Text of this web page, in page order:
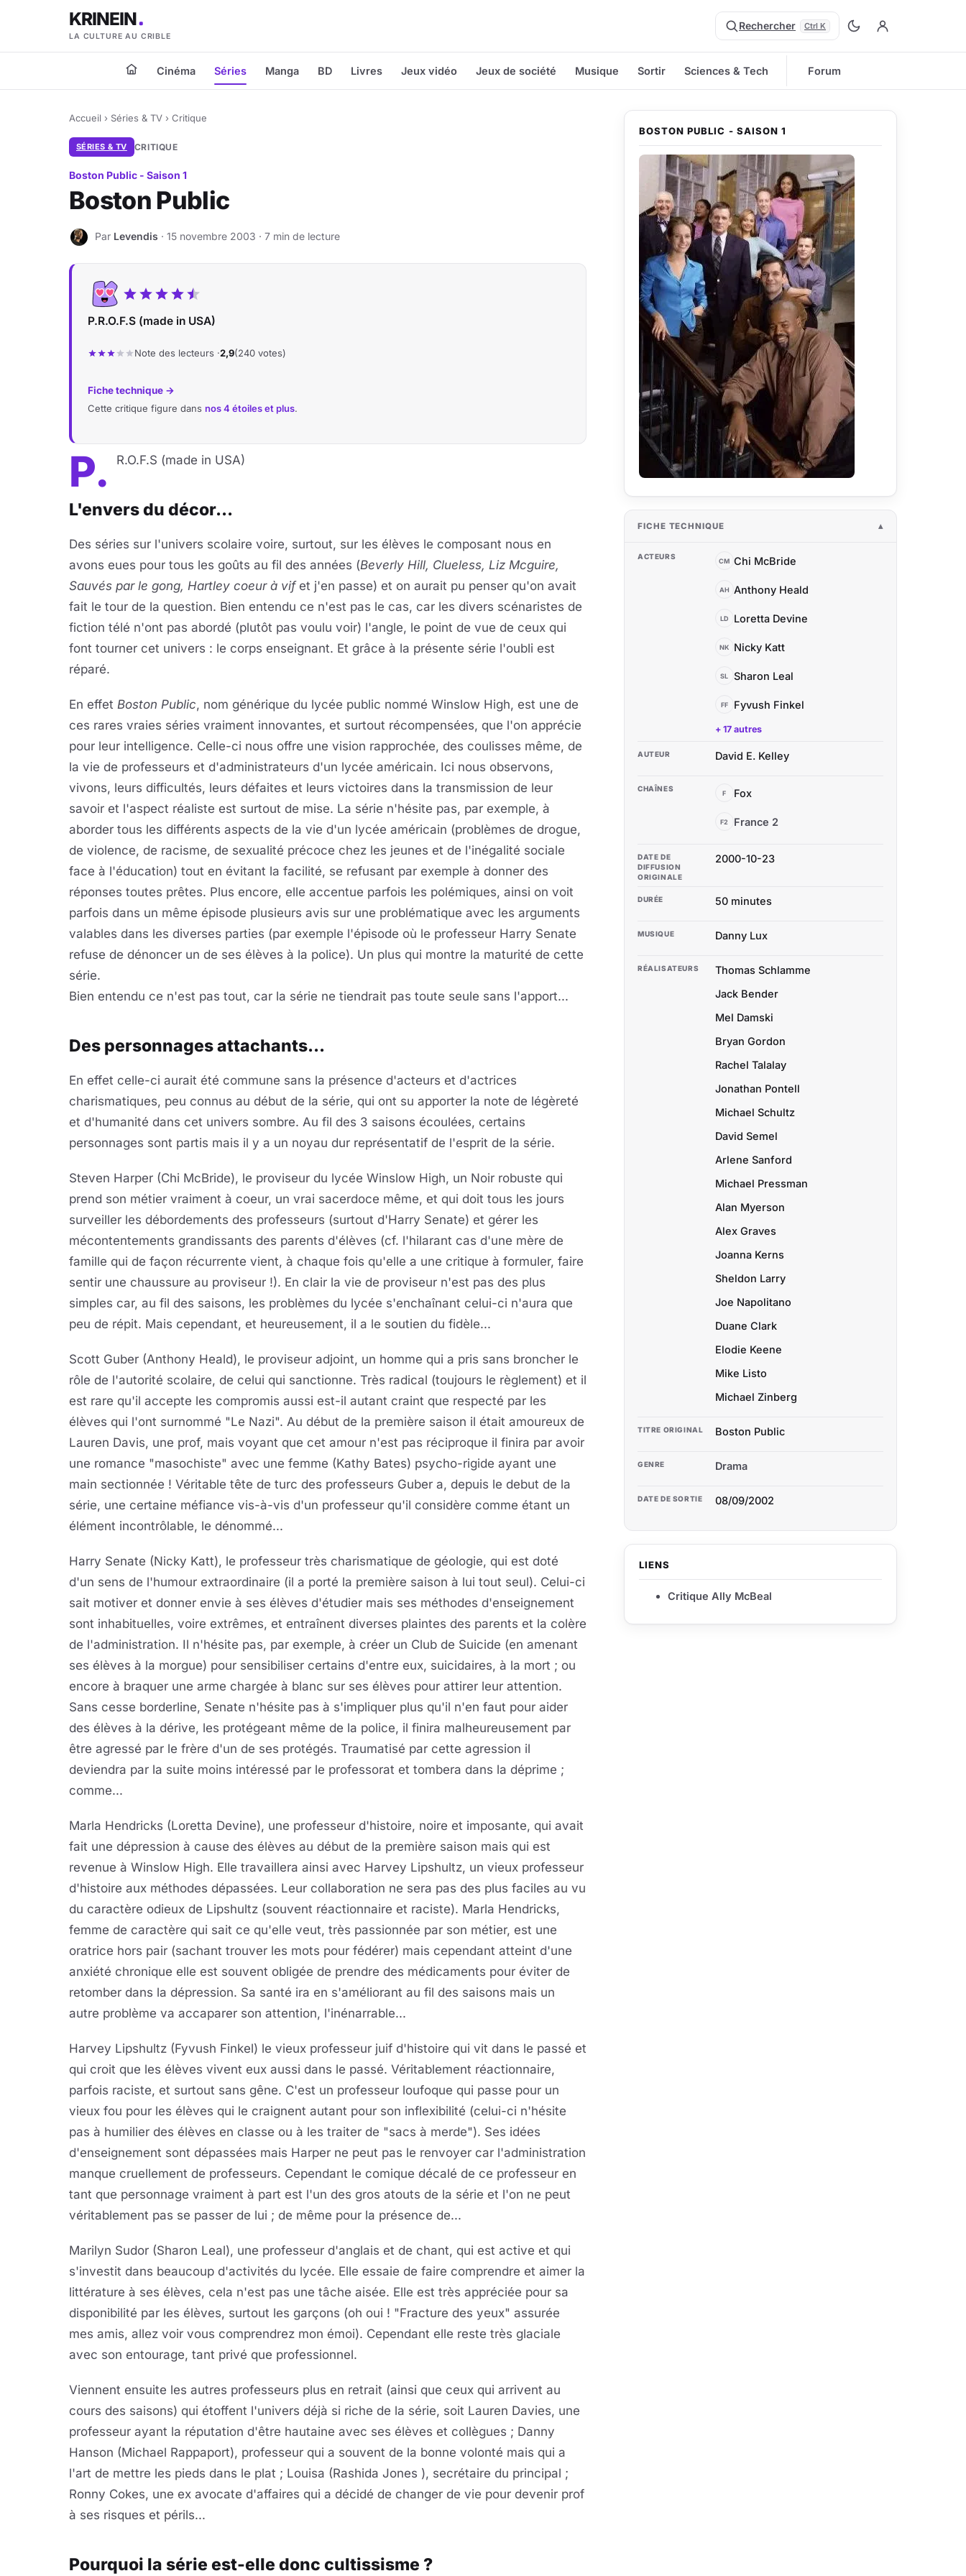
KRINEIN
LA CULTURE AU CRIBLE
Rechercher Ctrl K
Cinéma Séries Manga BD Livres Jeux vidéo Jeux de société Musique Sortir Sciences & Tech Forum
Accueil › Séries & TV › Critique
SÉRIES & TV CRITIQUE
Boston Public - Saison 1
Boston Public
L Par Levendis · 15 novembre 2003 · 7 min de lecture
P.R.O.F.S (made in USA)
Note des lecteurs ·2,9(240 votes)
Fiche technique →
Cette critique figure dans nos 4 étoiles et plus.
P. R.O.F.S (made in USA)
L'envers du décor...
Des séries sur l'univers scolaire voire, surtout, sur les élèves le composant nous en
avons eues pour tous les goûts au fil des années (Beverly Hill, Clueless, Liz Mcguire,
Sauvés par le gong, Hartley coeur à vifet j'en passe) et on aurait pu penser qu'on avait
fait le tour de la question. Bien entendu ce n'est pas le cas, car les divers scénaristes de
fiction télé n'ont pas abordé (plutôt pas voulu voir) l'angle, le point de vue de ceux qui
font tourner cet univers : le corps enseignant. Et grâce à la présente série l'oubli est
réparé.
En effet Boston Public, nom générique du lycée public nommé Winslow High, est une de
ces rares vraies séries vraiment innovantes, et surtout récompensées, que l'on apprécie
pour leur intelligence. Celle-ci nous offre une vision rapprochée, des coulisses même, de
la vie de professeurs et d'administrateurs d'un lycée américain. Ici nous observons,
vivons, leurs difficultés, leurs défaites et leurs victoires dans la transmission de leur
savoir et l'aspect réaliste est surtout de mise. La série n'hésite pas, par exemple, à
aborder tous les différents aspects de la vie d'un lycée américain (problèmes de drogue,
de violence, de racisme, de sexualité précoce chez les jeunes et de l'inégalité sociale
face à l'éducation) tout en évitant la facilité, se refusant par exemple à donner des
réponses toutes prêtes. Plus encore, elle accentue parfois les polémiques, ainsi on voit
parfois dans un même épisode plusieurs avis sur une problématique avec les arguments
valables dans les diverses parties (par exemple l'épisode où le professeur Harry Senate
refuse de dénoncer un de ses élèves à la police). Un plus qui montre la maturité de cette
série.
Bien entendu ce n'est pas tout, car la série ne tiendrait pas toute seule sans l'apport...
Des personnages attachants...
En effet celle-ci aurait été commune sans la présence d'acteurs et d'actrices
charismatiques, peu connus au début de la série, qui ont su apporter la note de légèreté
et d'humanité dans cet univers sombre. Au fil des 3 saisons écoulées, certains
personnages sont partis mais il y a un noyau dur représentatif de l'esprit de la série.
Steven Harper (Chi McBride), le proviseur du lycée Winslow High, un Noir robuste qui
prend son métier vraiment à coeur, un vrai sacerdoce même, et qui doit tous les jours
surveiller les débordements des professeurs (surtout d'Harry Senate) et gérer les
mécontentements grandissants des parents d'élèves (cf. l'hilarant cas d'une mère de
famille qui de façon récurrente vient, à chaque fois qu'elle a une critique à formuler, faire
sentir une chaussure au proviseur !). En clair la vie de proviseur n'est pas des plus
simples car, au fil des saisons, les problèmes du lycée s'enchaînant celui-ci n'aura que
peu de répit. Mais cependant, et heureusement, il a le soutien du fidèle...
Scott Guber (Anthony Heald), le proviseur adjoint, un homme qui a pris sans broncher le
rôle de l'autorité scolaire, de celui qui sanctionne. Très radical (toujours le règlement) et il
est rare qu'il accepte les compromis aussi est-il autant craint que respecté par les
élèves qui l'ont surnommé "Le Nazi". Au début de la première saison il était amoureux de
Lauren Davis, une prof, mais voyant que cet amour n'est pas réciproque il finira par avoir
une romance "masochiste" avec une femme (Kathy Bates) psycho-rigide ayant une
main sectionnée ! Véritable tête de turc des professeurs Guber a, depuis le debut de la
série, une certaine méfiance vis-à-vis d'un professeur qu'il considère comme étant un
élément incontrôlable, le dénommé...
Harry Senate (Nicky Katt), le professeur très charismatique de géologie, qui est doté
d'un sens de l'humour extraordinaire (il a porté la première saison à lui tout seul). Celui-ci
sait motiver et donner envie à ses élèves d'étudier mais ses méthodes d'enseignement
sont inhabituelles, voire extrêmes, et entraînent diverses plaintes des parents et la colère
de l'administration. Il n'hésite pas, par exemple, à créer un Club de Suicide (en amenant
ses élèves à la morgue) pour sensibiliser certains d'entre eux, suicidaires, à la mort ; ou
encore à braquer une arme chargée à blanc sur ses élèves pour attirer leur attention.
Sans cesse borderline, Senate n'hésite pas à s'impliquer plus qu'il n'en faut pour aider
des élèves à la dérive, les protégeant même de la police, il finira malheureusement par
être agressé par le frère d'un de ses protégés. Traumatisé par cette agression il
deviendra par la suite moins intéressé par le professorat et tombera dans la déprime ;
comme...
Marla Hendricks (Loretta Devine), une professeur d'histoire, noire et imposante, qui avait
fait une dépression à cause des élèves au début de la première saison mais qui est
revenue à Winslow High. Elle travaillera ainsi avec Harvey Lipshultz, un vieux professeur
d'histoire aux méthodes dépassées. Leur collaboration ne sera pas des plus faciles au vu
du caractère odieux de Lipshultz (souvent réactionnaire et raciste). Marla Hendricks,
femme de caractère qui sait ce qu'elle veut, très passionnée par son métier, est une
oratrice hors pair (sachant trouver les mots pour fédérer) mais cependant atteint d'une
anxiété chronique elle est souvent obligée de prendre des médicaments pour éviter de
retomber dans la dépression. Sa santé ira en s'améliorant au fil des saisons mais un
autre problème va accaparer son attention, l'inénarrable...
Harvey Lipshultz (Fyvush Finkel) le vieux professeur juif d'histoire qui vit dans le passé et
qui croit que les élèves vivent eux aussi dans le passé. Véritablement réactionnaire,
parfois raciste, et surtout sans gêne. C'est un professeur loufoque qui passe pour un
vieux fou pour les élèves qui le craignent autant pour son inflexibilité (celui-ci n'hésite
pas à humilier des élèves en classe ou à les traiter de "sacs à merde"). Ses idées
d'enseignement sont dépassées mais Harper ne peut pas le renvoyer car l'administration
manque cruellement de professeurs. Cependant le comique décalé de ce professeur en
tant que personnage vraiment à part est l'un des gros atouts de la série et l'on ne peut
véritablement pas se passer de lui ; de même pour la présence de...
Marilyn Sudor (Sharon Leal), une professeur d'anglais et de chant, qui est active et qui
s'investit dans beaucoup d'activités du lycée. Elle essaie de faire comprendre et aimer la
littérature à ses élèves, cela n'est pas une tâche aisée. Elle est très appréciée pour sa
disponibilité par les élèves, surtout les garçons (oh oui ! "Fracture des yeux" assurée
mes amis, allez voir vous comprendrez mon émoi). Cependant elle reste très glaciale
avec son entourage, tant privé que professionnel.
Viennent ensuite les autres professeurs plus en retrait (ainsi que ceux qui arrivent au
cours des saisons) qui étoffent l'univers déjà si riche de la série, soit Lauren Davies, une
professeur ayant la réputation d'être hautaine avec ses élèves et collègues ; Danny
Hanson (Michael Rappaport), professeur qui a souvent de la bonne volonté mais qui a
l'art de mettre les pieds dans le plat ; Louisa (Rashida Jones ), secrétaire du principal ;
Ronny Cokes, une ex avocate d'affaires qui a décidé de changer de vie pour devenir prof
à ses risques et périls...
Pourquoi la série est-elle donc cultissisme ?
BOSTON PUBLIC - SAISON 1
FICHE TECHNIQUE
ACTEURS CM Chi McBride
AH Anthony Heald
LD Loretta Devine
NK Nicky Katt
SL Sharon Leal
FF Fyvush Finkel
+ 17 autres
AUTEUR David E. Kelley
CHAÎNES F Fox
F2 France 2
DATE DE
DIFFUSION
ORIGINALE
2000-10-23
DURÉE 50 minutes
MUSIQUE Danny Lux
RÉALISATEURS
Thomas Schlamme
Jack Bender
Mel Damski
Bryan Gordon
Rachel Talalay
Jonathan Pontell
Michael Schultz
David Semel
Arlene Sanford
Michael Pressman
Alan Myerson
Alex Graves
Joanna Kerns
Sheldon Larry
Joe Napolitano
Duane Clark
Elodie Keene
Mike Listo
Michael Zinberg
TITRE ORIGINAL Boston Public
GENRE Drama
DATE DE SORTIE 08/09/2002
LIENS
Critique Ally McBeal